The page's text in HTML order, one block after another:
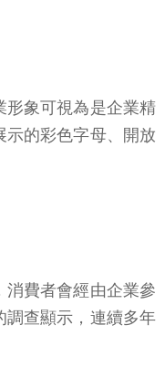
形象可視為是企業精
示的彩色字母、開放
費者會經由企業參
調查顯示，連續多年